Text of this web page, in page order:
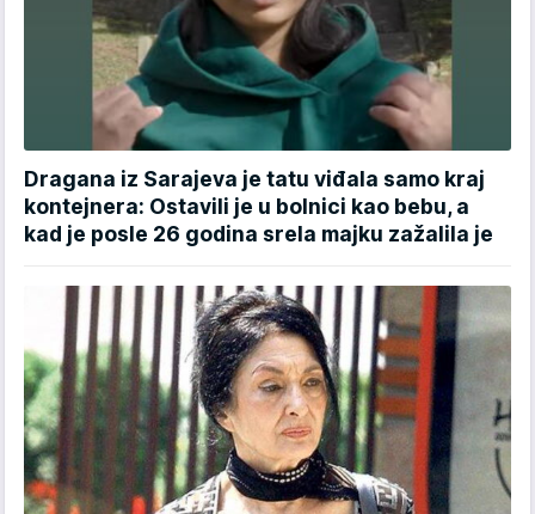
Dragana iz Sarajeva je tatu viđala samo kraj
kontejnera: Ostavili je u bolnici kao bebu, a
kad je posle 26 godina srela majku zažalila je